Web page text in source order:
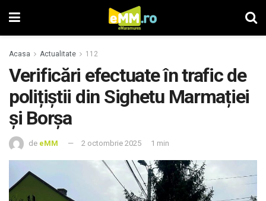
Acasa Actualitate 112
Verificări efectuate în trafic de
polițiștii din Sighetu Marmației
și Borșa
de eMM 2 octombrie 2025 1 min